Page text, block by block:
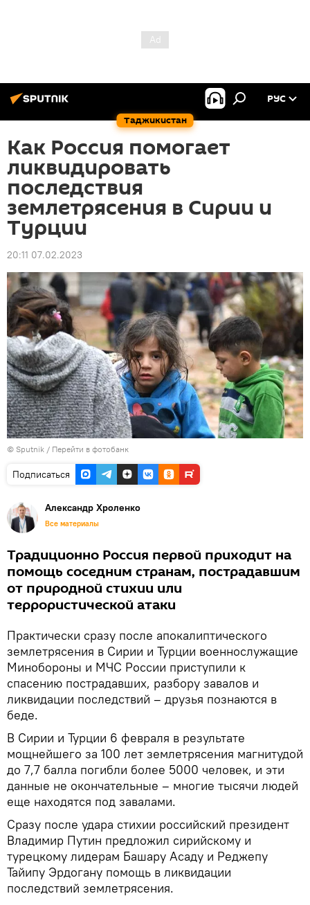
Таджикистан
РУС
Как Россия помогает
ликвидировать
последствия
землетрясения в Сирии и
Турции
20:11 07.02.2023
© Sputnik / Перейти в фотобанк
Подписаться
Александр Хроленко
Все материалы
Традиционно Россия первой приходит на
помощь соседним странам, пострадавшим
от природной стихии или
террористической атаки
Практически сразу после апокалиптического
землетрясения в Сирии и Турции военнослужащие
Минобороны и МЧС России приступили к
спасению пострадавших, разбору завалов и
ликвидации последствий – друзья познаются в
беде.
В Сирии и Турции 6 февраля в результате
мощнейшего за 100 лет землетрясения магнитудой
до 7,7 балла погибли более 5000 человек, и эти
данные не окончательные – многие тысячи людей
еще находятся под завалами.
Сразу после удара стихии российский президент
Владимир Путин предложил сирийскому и
турецкому лидерам Башару Асаду и Реджепу
Тайипу Эрдогану помощь в ликвидации
последствий землетрясения.